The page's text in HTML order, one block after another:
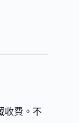
收費。不